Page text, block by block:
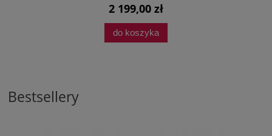
2 199,00 zł
do koszyka
Bestsellery